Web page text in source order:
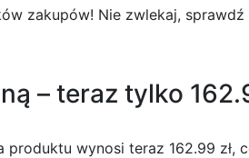
zakupów! Nie zwlekaj,
– teraz tylko
wynosi teraz 162.99 zł,